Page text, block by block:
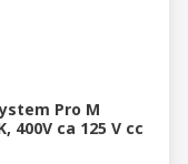
Pro M
400V ca 125 V cc